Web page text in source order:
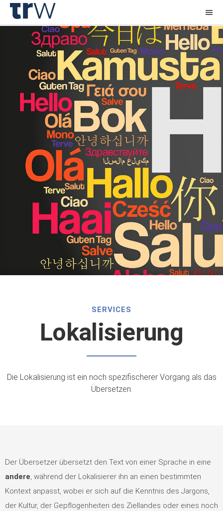
SERVICES
Lokalisierung
Die Lokalisierung ist ein noch spezifischerer Vorgang als das
Übersetzen.
Der Übersetzer übersetzt den Text von einer Sprache in eine
andere, während der Lokalisierer ihn an einen bestimmten
Kontext anpasst, wobei er sich auf die Kenntnis des Jargons,
der Kultur, der Gepflogenheiten des Ziellandes oder eines noch